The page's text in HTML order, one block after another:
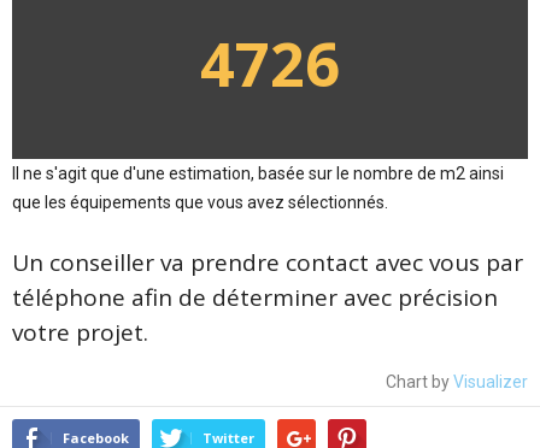
4726
Il ne s'agit que d'une estimation, basée sur le nombre de m2 ainsi
que les équipements que vous avez sélectionnés.
Un conseiller va prendre contact avec vous par
téléphone afin de déterminer avec précision
votre projet.
Chart byVisualizer
Facebook Twitter